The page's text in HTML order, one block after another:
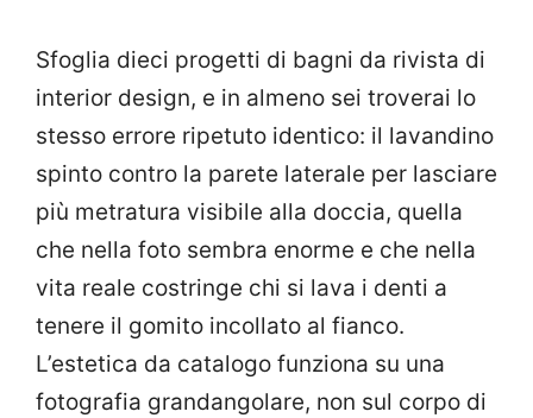
Sfoglia dieci progetti di bagni da rivista di
interior design, e in almeno sei troverai lo
stesso errore ripetuto identico: il lavandino
spinto contro la parete laterale per lasciare
più metratura visibile alla doccia, quella
che nella foto sembra enorme e che nella
vita reale costringe chi si lava i denti a
tenere il gomito incollato al fianco.
L’estetica da catalogo funziona su una
fotografia grandangolare, non sul corpo di